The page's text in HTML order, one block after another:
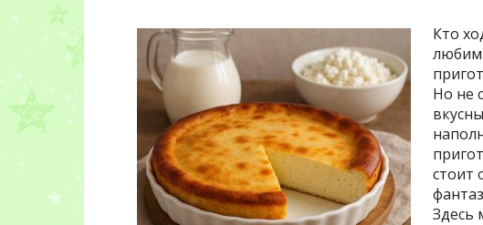
Кто
Но не
стоит
Здесь